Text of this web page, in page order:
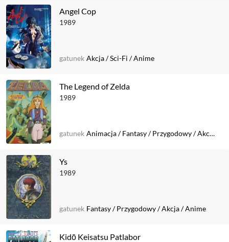
Angel Cop
1989
gatunek Akcja/Sci-Fi /Anime
The Legend of Zelda
1989
gatunek Animacja/Fantasy/Przygodowy/Akcja
Ys
1989
gatunek Fantasy/Przygodowy/Akcja/Anime
Kidō Keisatsu Patlabor